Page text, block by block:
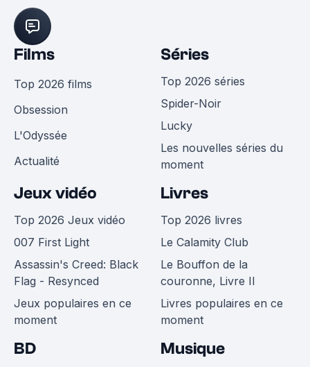
Films
Top 2026 films
Obsession
L'Odyssée
Actualité
Séries
Top 2026 séries
Spider-Noir
Lucky
Les nouvelles séries du
moment
Jeux vidéo
Top 2026 Jeux vidéo
007 First Light
Assassin's Creed: Black
Flag - Resynced
Jeux populaires en ce
moment
Livres
Top 2026 livres
Le Calamity Club
Le Bouffon de la
couronne, Livre II
Livres populaires en ce
moment
BD Musique